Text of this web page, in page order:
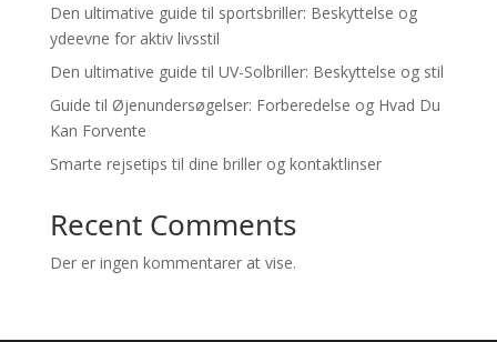
Den ultimative guide til sportsbriller: Beskyttelse og
ydeevne for aktiv livsstil
Den ultimative guide til UV-Solbriller: Beskyttelse og stil
Guide til Øjenundersøgelser: Forberedelse og Hvad Du
Kan Forvente
Smarte rejsetips til dine briller og kontaktlinser
Recent Comments
Der er ingen kommentarer at vise.